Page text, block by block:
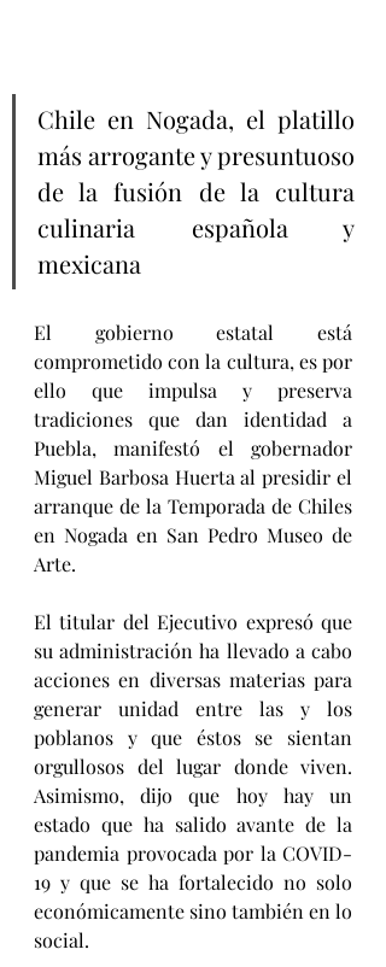
Chile en Nogada, el platillo
más arrogante y presuntuoso
de la fusión de la cultura
culinaria española y
mexicana
El gobierno estatal está
comprometido con la cultura, es por
ello que impulsa y preserva
tradiciones que dan identidad a
Puebla, manifestó el gobernador
Miguel Barbosa Huerta al presidir el
arranque de la Temporada de Chiles
en Nogada en San Pedro Museo de
Arte.
El titular del Ejecutivo expresó que
su administración ha llevado a cabo
acciones en diversas materias para
generar unidad entre las y los
poblanos y que éstos se sientan
orgullosos del lugar donde viven.
Asimismo, dijo que hoy hay un
estado que ha salido avante de la
pandemia provocada por la COVID-
19 y que se ha fortalecido no solo
económicamente sino también en lo
social.